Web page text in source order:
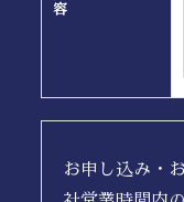
容
お申し込み・